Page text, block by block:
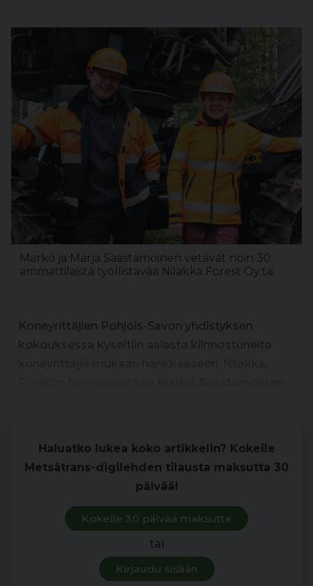
Marko ja Marja Saastamoinen vetävät noin 30
ammattilaista työllistävää Nilakka Forest Oy:tä.
Koneyrittäjien Pohjois-Savon yhdistyksen
Haluatko lukea koko artikkelin? Kokeile
Metsätrans-digilehden tilausta maksutta 30
päivää!
Kokeile 30 päivää maksutta
tai
Kirjaudu sisään